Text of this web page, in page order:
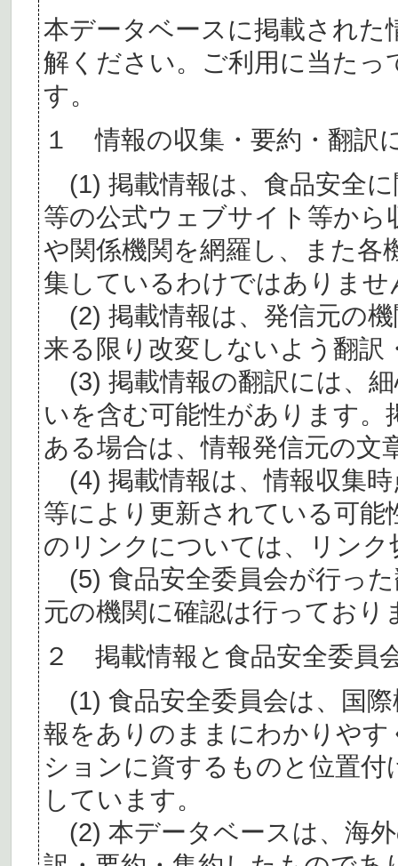
本データベースに掲載された
解ください。ご利用に当た
す。
１ 情報の収集・要約・翻訳
(1) 掲載情報は、食品安全
等の公式ウェブサイト等か
や関係機関を網羅し、また各
集しているわけではありませ
(2) 掲載情報は、発信元の
来る限り改変しないよう翻訳
(3) 掲載情報の翻訳には、
いを含む可能性があります。
ある場合は、情報発信元の文
(4) 掲載情報は、情報収集
等により更新されている可
のリンクについては、リン
(5) 食品安全委員会が行っ
元の機関に確認は行っており
２ 掲載情報と食品安全委員
(1) 食品安全委員会は、国
報をありのままにわかりや
ションに資するものと位置
しています。
(2) 本データベースは、海